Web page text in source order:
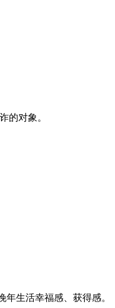
的对象。
生活幸福感、获得感。